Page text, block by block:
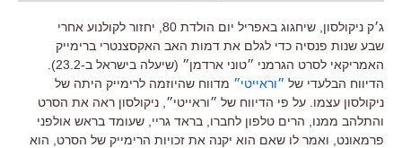
ג׳ק ניקולסון, שיחגוג באפריל יום הולדת 80, יחזור לקולנוע אחרי
שבע שנות פנסיה כדי לגלם את דמות האב האקסצנטרי ברימייק
האמריקאי לסרט הגרמני ״טוני ארדמן״ (שיעלה בישראל ב-23.2).
הדיווח הבלעדי של ״וראייטי״ מדווח שהיוזמה לרימייק היתה של
ניקולסון עצמו. על פי הדיווח של ״וראייטי״, ניקולסון ראה את הסרט
והתלהב ממנו, הרים טלפון לחברו, בראד גריי, שעומד בראש אולפני
פרמאונט, ואמר לו שאם הוא יקנה את זכויות הרימייק של הסרט, הוא